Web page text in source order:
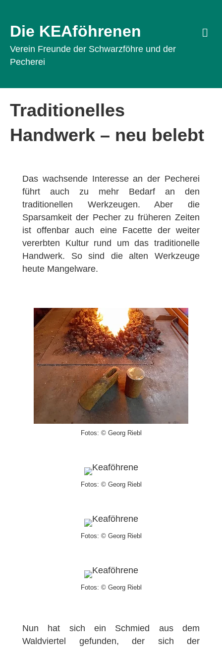
Die KEAföhrenen
Verein Freunde der Schwarzföhre und der
Pecherei
Traditionelles
Handwerk – neu belebt
Das wachsende Interesse an der Pecherei
führt auch zu mehr Bedarf an den
traditionellen Werkzeugen. Aber die
Sparsamkeit der Pecher zu früheren Zeiten
ist offenbar auch eine Facette der weiter
vererbten Kultur rund um das traditionelle
Handwerk. So sind die alten Werkzeuge
heute Mangelware.
Fotos: © Georg Riebl
Fotos: © Georg Riebl
Fotos: © Georg Riebl
Fotos: © Georg Riebl
Nun hat sich ein Schmied aus dem
Waldviertel gefunden, der sich der